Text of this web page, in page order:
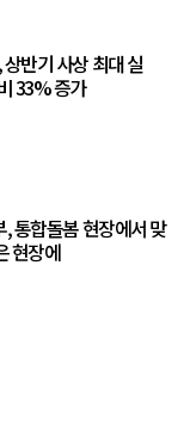
반기 사상 최대 실
33% 증가
, 통합돌봄 현장에서 맞
현장에